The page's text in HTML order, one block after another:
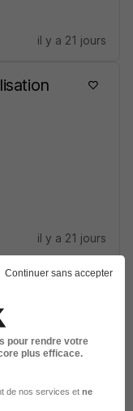
il y a 21 jours
il y a 21 jours
H/F
Continuer sans accepter
pour rendre votre
plus efficace.
de nos services et ne